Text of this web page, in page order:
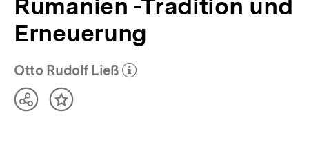
Rumänien -Tradition und
Erneuerung
Otto Rudolf Ließ
(Mehr zum Autor)
TeilenInhalt